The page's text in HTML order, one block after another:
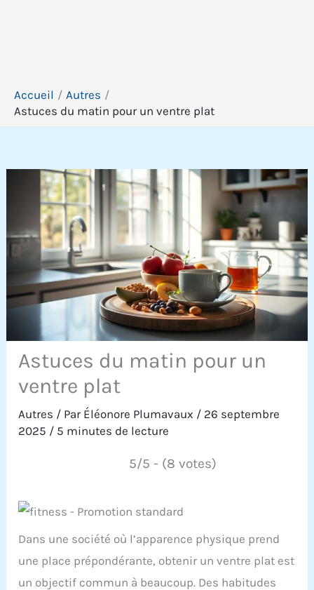
Accueil
Autres
Astuces du matin pour un ventre plat
Astuces du matin pour un
ventre plat
Autres / Par Éléonore Plumavaux / 26 septembre
2025 / 5 minutes de lecture
5/5 - (8 votes)
Dans une société où l’apparence physique prend
une place prépondérante, obtenir un ventre plat est
un objectif commun à beaucoup. Des habitudes